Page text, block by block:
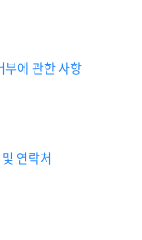
부에 관한 사항
연락처